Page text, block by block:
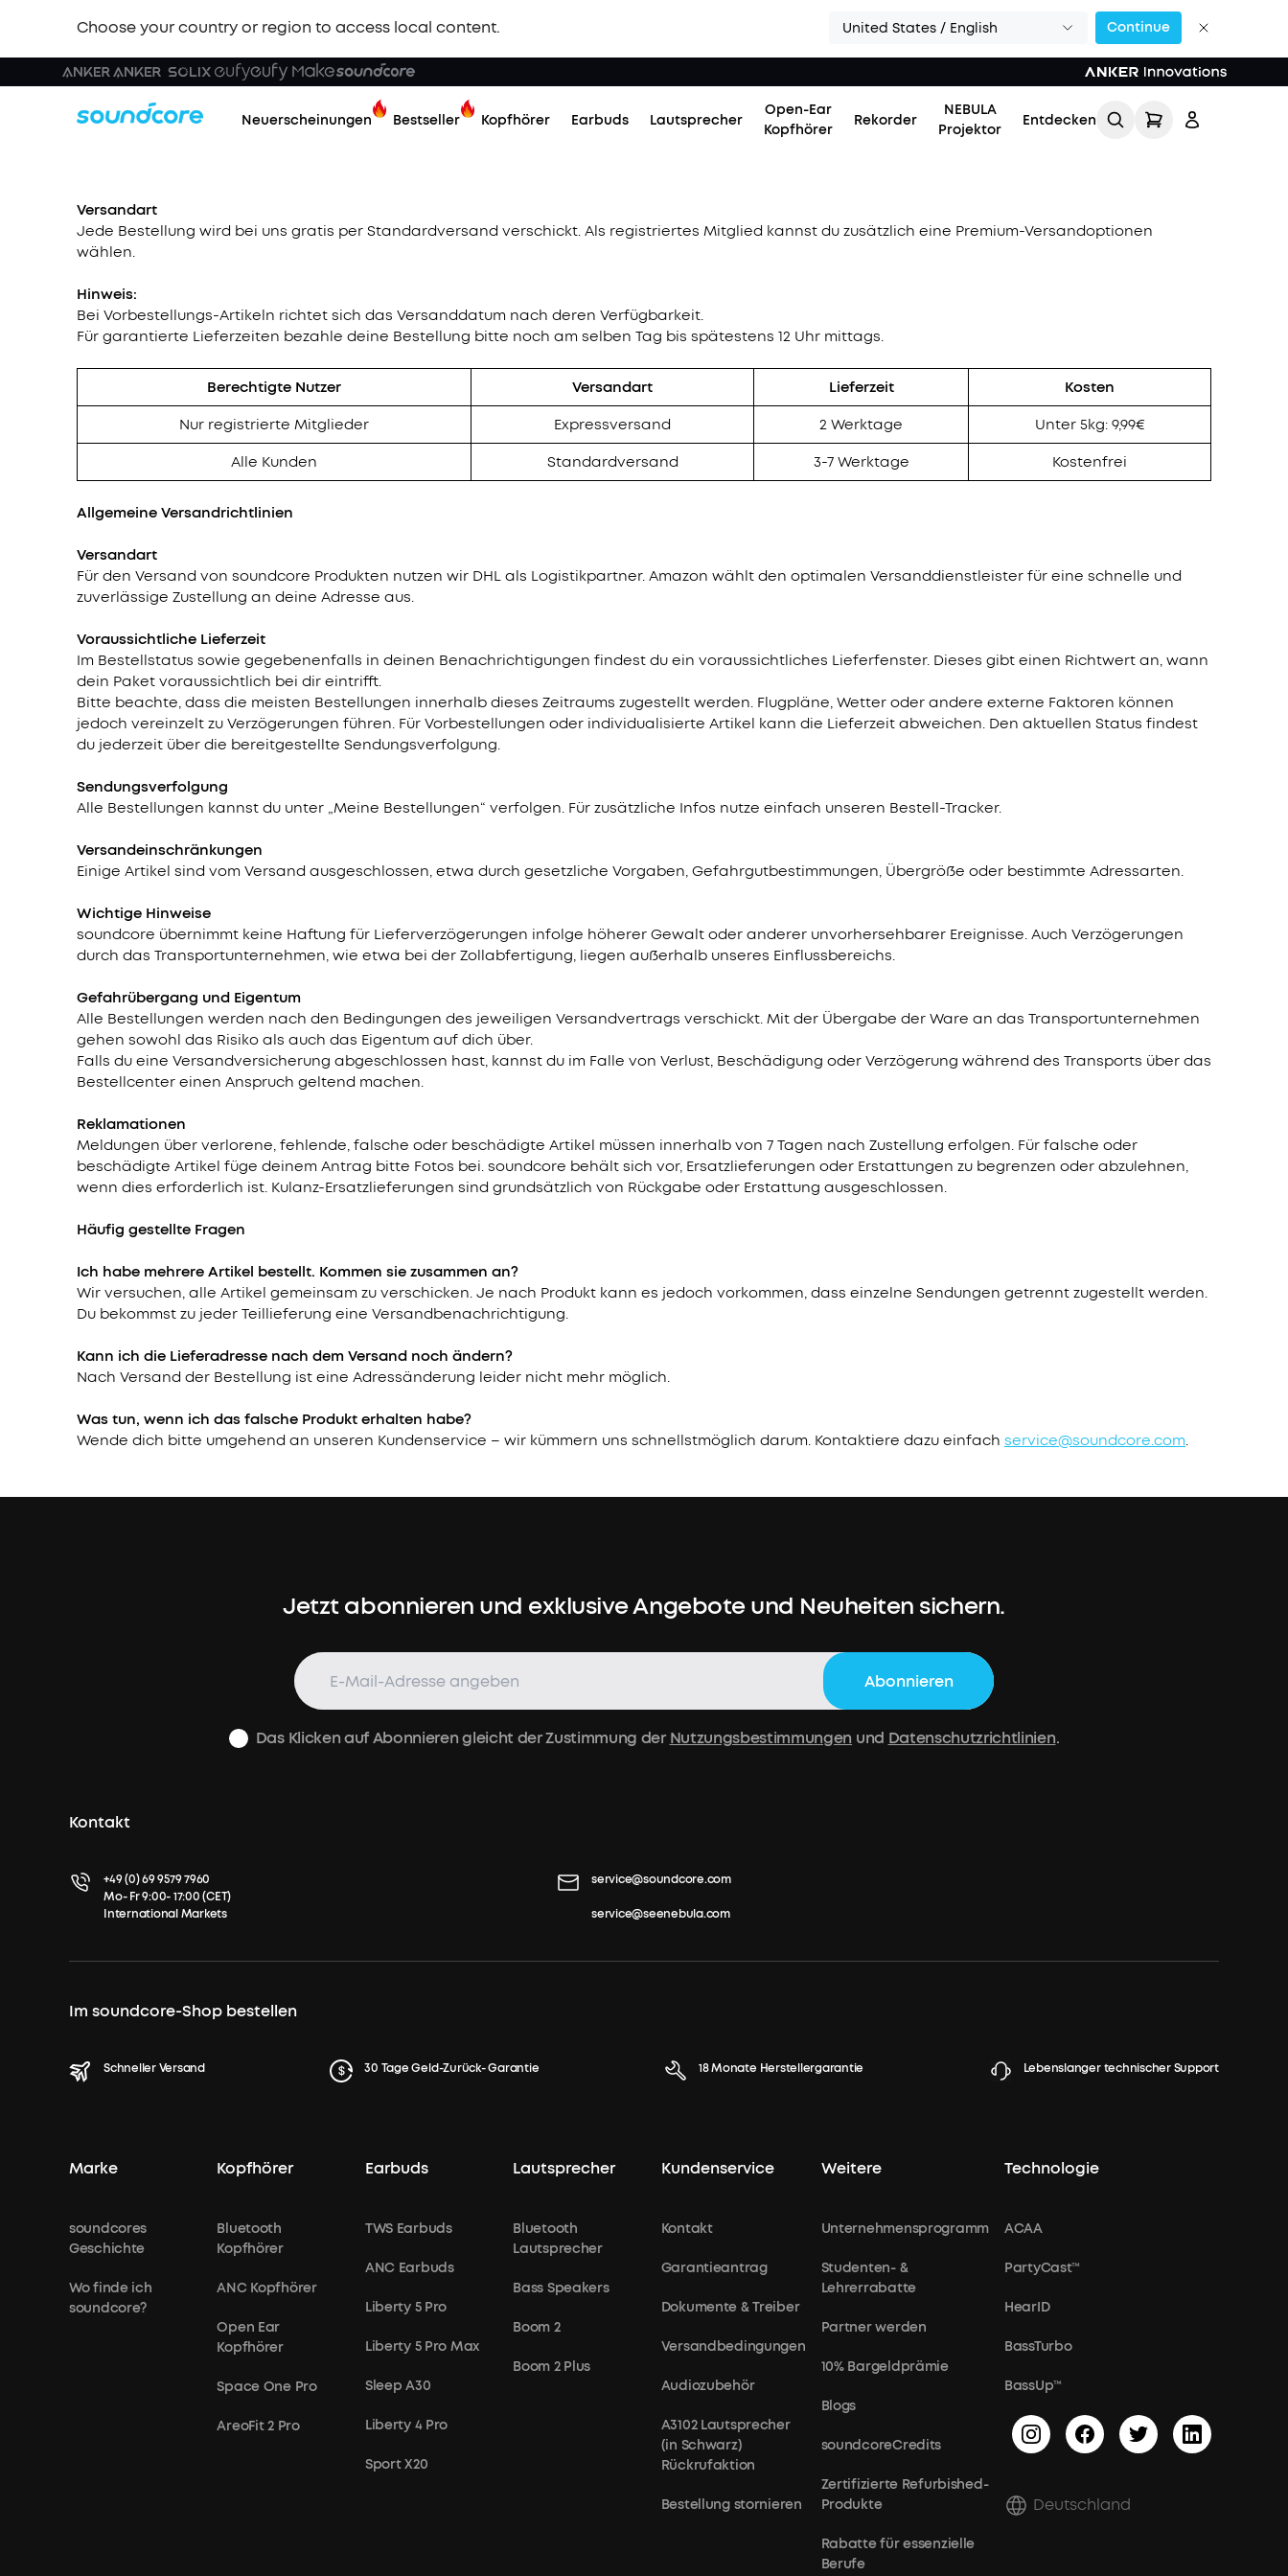
Choose your country or region to access local content. United States / English Continue
Neuerscheinungen Bestseller Kopfhörer Earbuds Lautsprecher
Open-Ear
Kopfhörer
Rekorder
NEBULA
Projektor
Entdecken
Lade Freunde ein & erhalte
bis zu 80€ pro Empfehlung
Versandart
Jede Bestellung wird bei uns gratis per Standardversand verschickt. Als registriertes Mitglied kannst du zusätzlich eine Premium-Versandoptionen
wählen.
Hinweis:
Bei Vorbestellungs-Artikeln richtet sich das Versanddatum nach deren Verfügbarkeit.
Für garantierte Lieferzeiten bezahle deine Bestellung bitte noch am selben Tag bis spätestens 12 Uhr mittags.
Berechtigte Nutzer Versandart Lieferzeit
Kosten
Nur registrierte Mitglieder
Expressversand 2 Werktage
Unter 5kg: 9,99€
Alle Kunden
Standardversand 3-7 Werktage Kostenfrei
Allgemeine Versandrichtlinien
Versandart
Für den Versand von soundcore Produkten nutzen wir DHL als Logistikpartner. Amazon wählt den optimalen Versanddienstleister für eine schnelle und
zuverlässige Zustellung an deine Adresse aus.
Voraussichtliche Lieferzeit
Im Bestellstatus sowie gegebenenfalls in deinen Benachrichtigungen findest du ein voraussichtliches Lieferfenster. Dieses gibt einen Richtwert an, wann
dein Paket voraussichtlich bei dir eintrifft.
Bitte beachte, dass die meisten Bestellungen innerhalb dieses Zeitraums zugestellt werden. Flugpläne, Wetter oder andere externe Faktoren können
jedoch vereinzelt zu Verzögerungen führen. Für Vorbestellungen oder individualisierte Artikel kann die Lieferzeit abweichen. Den aktuellen Status findest
du jederzeit über die bereitgestellte Sendungsverfolgung.
Sendungsverfolgung
Alle Bestellungen kannst du unter „Meine Bestellungen“ verfolgen. Für zusätzliche Infos nutze einfach unseren Bestell-Tracker.
Versandeinschränkungen
Einige Artikel sind vom Versand ausgeschlossen, etwa durch gesetzliche Vorgaben, Gefahrgutbestimmungen, Übergröße oder bestimmte Adressarten.
Wichtige Hinweise
soundcore übernimmt keine Haftung für Lieferverzögerungen infolge höherer Gewalt oder anderer unvorhersehbarer Ereignisse. Auch Verzögerungen
durch das Transportunternehmen, wie etwa bei der Zollabfertigung, liegen außerhalb unseres Einflussbereichs.
Gefahrübergang und Eigentum
Alle Bestellungen werden nach den Bedingungen des jeweiligen Versandvertrags verschickt. Mit der Übergabe der Ware an das Transportunternehmen
gehen sowohl das Risiko als auch das Eigentum auf dich über.
Falls du eine Versandversicherung abgeschlossen hast, kannst du im Falle von Verlust, Beschädigung oder Verzögerung während des Transports über das
Bestellcenter einen Anspruch geltend machen.
Reklamationen
Meldungen über verlorene, fehlende, falsche oder beschädigte Artikel müssen innerhalb von 7 Tagen nach Zustellung erfolgen. Für falsche oder
beschädigte Artikel füge deinem Antrag bitte Fotos bei. soundcore behält sich vor, Ersatzlieferungen oder Erstattungen zu begrenzen oder abzulehnen,
wenn dies erforderlich ist. Kulanz-Ersatzlieferungen sind grundsätzlich von Rückgabe oder Erstattung ausgeschlossen.
Häufig gestellte Fragen
Ich habe mehrere Artikel bestellt. Kommen sie zusammen an?
Wir versuchen, alle Artikel gemeinsam zu verschicken. Je nach Produkt kann es jedoch vorkommen, dass einzelne Sendungen getrennt zugestellt werden.
Du bekommst zu jeder Teillieferung eine Versandbenachrichtigung.
Kann ich die Lieferadresse nach dem Versand noch ändern?
Nach Versand der Bestellung ist eine Adressänderung leider nicht mehr möglich.
Was tun, wenn ich das falsche Produkt erhalten habe?
Wende dich bitte umgehend an unseren Kundenservice – wir kümmern uns schnellstmöglich darum. Kontaktiere dazu einfach service@soundcore.com.
Jetzt abonnieren und exklusive Angebote und Neuheiten sichern.
Abonnieren
Das Klicken auf Abonnieren gleicht der Zustimmung derNutzungsbestimmungen und Datenschutzrichtlinien.
Kontakt
+49 (0) 69 9579 7960
Mo- Fr 9:00- 17:00 (CET)
International Markets
service@soundcore.com
service@seenebula.com
Im soundcore-Shop bestellen
Schneller Versand 30 Tage Geld-Zurück- Garantie 18 Monate Herstellergarantie Lebenslanger technischer Support
Marke
soundcores
Geschichte
Wo finde ich
soundcore?
Kopfhörer
Bluetooth
Kopfhörer
ANC Kopfhörer
Open Ear
Kopfhörer
Space One Pro
AreoFit 2 Pro
Earbuds
TWS Earbuds
ANC Earbuds
Liberty 5 Pro
Liberty 5 Pro Max
Sleep A30
Liberty 4 Pro
Sport X20
Lautsprecher
Bluetooth
Lautsprecher
Bass Speakers
Boom 2
Boom 2 Plus
Kundenservice
Kontakt
Garantieantrag
Dokumente & Treiber
Versandbedingungen
Audiozubehör
A3102 Lautsprecher
(in Schwarz)
Rückrufaktion
Bestellung stornieren
Weitere
Unternehmensprogramm
Studenten- &
Lehrerrabatte
Partner werden
10% Bargeldprämie
Blogs
soundcoreCredits
Zertifizierte Refurbished-
Produkte
Rabatte für essenzielle
Berufe
Technologie
ACAA
PartyCast™
HearID
BassTurbo
BassUp™
Deutschland